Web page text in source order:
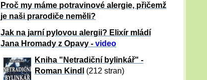
Proč my máme potravinové alergie, přičemž
je naši prarodiče neměli?
Jak na jarní pylovou alergii? Elixír mládí
Jana Hromady z Opavy - video
Kniha "Netradiční bylinkář" -
Roman Kindl
(212 stran)